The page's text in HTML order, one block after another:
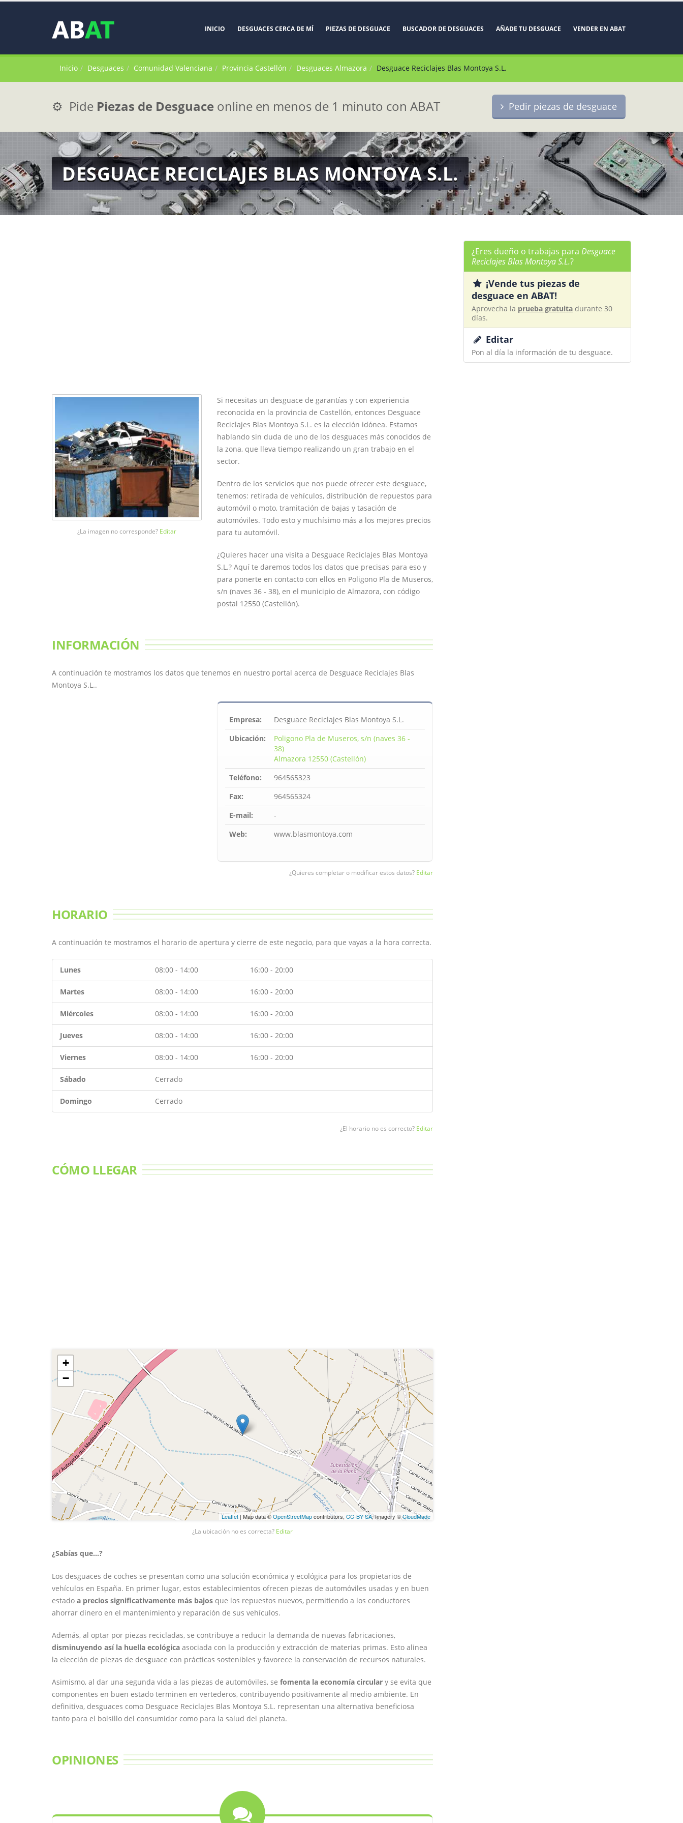
INICIO DESGUACES CERCA DE MÍ PIEZAS DE DESGUACE BUSCADOR DE DESGUACES AÑADE TU DESGUACE VENDER EN ABAT
Inicio Desguaces Comunidad Valenciana Provincia Castellón Desguaces Almazora Desguace Reciclajes Blas Montoya S.L.
⚙️ Pide Piezas de Desguace online en menos de 1 minuto con ABAT Pedir piezas de desguace
DESGUACE RECICLAJES BLAS MONTOYA S.L.
¿La imagen no corresponde? Editar
Si necesitas un desguace de garantías y con experiencia
reconocida en la provincia de Castellón, entonces Desguace
Reciclajes Blas Montoya S.L. es la elección idónea. Estamos
hablando sin duda de uno de los desguaces más conocidos de
la zona, que lleva tiempo realizando un gran trabajo en el
sector.
Dentro de los servicios que nos puede ofrecer este desguace,
tenemos: retirada de vehículos, distribución de repuestos para
automóvil o moto, tramitación de bajas y tasación de
automóviles. Todo esto y muchísimo más a los mejores precios
para tu automóvil.
¿Quieres hacer una visita a Desguace Reciclajes Blas Montoya
S.L.? Aquí te daremos todos los datos que precisas para eso y
para ponerte en contacto con ellos en Poligono Pla de Museros,
s/n (naves 36 - 38), en el municipio de Almazora, con código
postal 12550 (Castellón).
INFORMACIÓN
A continuación te mostramos los datos que tenemos en nuestro portal acerca de Desguace Reciclajes Blas
Montoya S.L..
Empresa:
Desguace Reciclajes Blas Montoya S.L.
Ubicación:
Poligono Pla de Museros, s/n (naves 36 -
38)
Almazora 12550 (Castellón)
Teléfono:
964565323
Fax:
964565324
E-mail:
-
Web:
www.blasmontoya.com
¿Quieres completar o modificar estos datos? Editar
HORARIO
A continuación te mostramos el horario de apertura y cierre de este negocio, para que vayas a la hora correcta.
Lunes 08:00 - 14:00 16:00 - 20:00
Martes 08:00 - 14:00 16:00 - 20:00
Miércoles 08:00 - 14:00 16:00 - 20:00
Jueves 08:00 - 14:00 16:00 - 20:00
Viernes 08:00 - 14:00 16:00 - 20:00
Sábado Cerrado
Domingo Cerrado
¿El horario no es correcto? Editar
CÓMO LLEGAR
+
−
Leaflet | Map data ©OpenStreetMapcontributors, CC-BY-SA, Imagery ©CloudMade
¿La ubicación no es correcta? Editar
¿Sabías que...?
Los desguaces de coches se presentan como una solución económica y ecológica para los propietarios de
vehículos en España. En primer lugar, estos establecimientos ofrecen piezas de automóviles usadas y en buen
estado a precios significativamente más bajos que los repuestos nuevos, permitiendo a los conductores
ahorrar dinero en el mantenimiento y reparación de sus vehículos.
Además, al optar por piezas recicladas, se contribuye a reducir la demanda de nuevas fabricaciones,
disminuyendo así la huella ecológica asociada con la producción y extracción de materias primas. Esto alinea
la elección de piezas de desguace con prácticas sostenibles y favorece la conservación de recursos naturales.
Asimismo, al dar una segunda vida a las piezas de automóviles, se fomenta la economía circular y se evita que
componentes en buen estado terminen en vertederos, contribuyendo positivamente al medio ambiente. En
definitiva, desguaces como Desguace Reciclajes Blas Montoya S.L. representan una alternativa beneficiosa
tanto para el bolsillo del consumidor como para la salud del planeta.
OPINIONES
¿Eres dueño o trabajas para Desguace
Reciclajes Blas Montoya S.L.?
¡Vende tus piezas de
desguace en ABAT!
Aprovecha la prueba gratuita durante 30
días.
Editar
Pon al día la información de tu desguace.